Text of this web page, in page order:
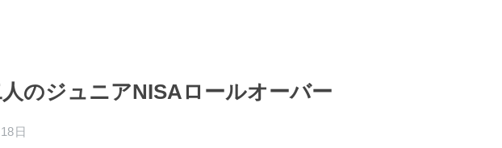
人のジュニアNISAロールオーバー
日